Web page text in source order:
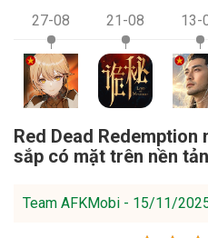
27-08 21-08 13-
Red Dead
sắp có mặt trên nền
Team AFKMobi - 15/11/